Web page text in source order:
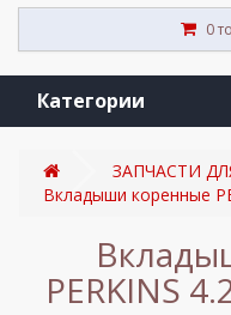
0
Категории
ЗАПЧАСТИ
Вкладыши коренные
PERKINS